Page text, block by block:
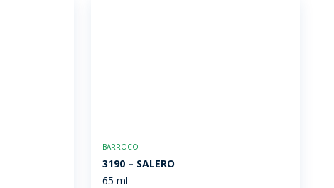
BARROCO
3190 – SALERO
65 ml